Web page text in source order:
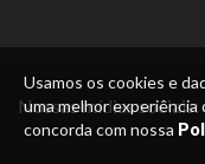
Usamos os cookies e
uma melhor
concorda com nossa
Nossas mídias sociais: